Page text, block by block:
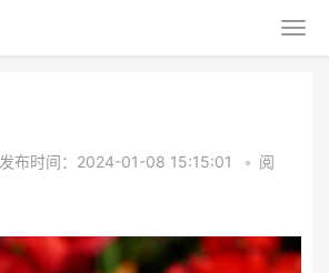
发布时间：2024-01-08 15:15:01 • 阅